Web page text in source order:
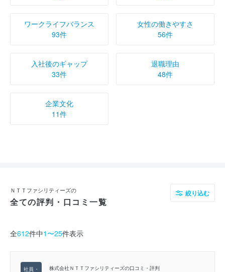
ワークライフバランス
93件
女性の働きやすさ
56件
入社後のギャップ
33件
退職理由
48件
企業文化
11件
ＮＴＴファシリティーズの
全ての評判・口コミ一覧
絞り込む
全612件中1〜25件表示
株式会社ＮＴＴファシリティーズの口コミ・評判